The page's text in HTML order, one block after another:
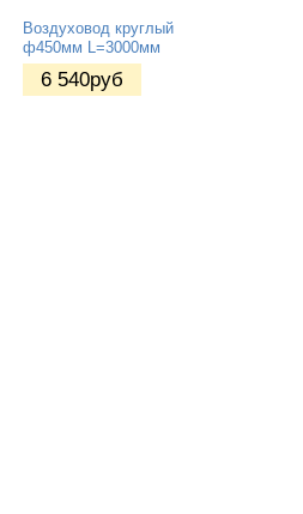
Воздуховод круглый
ф450мм L=3000мм
6 540руб